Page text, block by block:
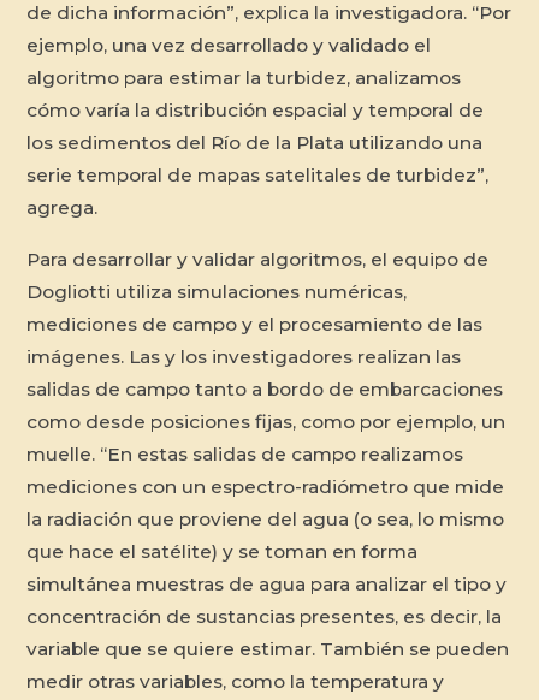
de dicha información”, explica la investigadora. “Por
ejemplo, una vez desarrollado y validado el
algoritmo para estimar la turbidez, analizamos
cómo varía la distribución espacial y temporal de
los sedimentos del Río de la Plata utilizando una
serie temporal de mapas satelitales de turbidez”,
agrega.
Para desarrollar y validar algoritmos, el equipo de
Dogliotti utiliza simulaciones numéricas,
mediciones de campo y el procesamiento de las
imágenes. Las y los investigadores realizan las
salidas de campo tanto a bordo de embarcaciones
como desde posiciones fijas, como por ejemplo, un
muelle. “En estas salidas de campo realizamos
mediciones con un espectro-radiómetro que mide
la radiación que proviene del agua (o sea, lo mismo
que hace el satélite) y se toman en forma
simultánea muestras de agua para analizar el tipo y
concentración de sustancias presentes, es decir, la
variable que se quiere estimar. También se pueden
medir otras variables, como la temperatura y